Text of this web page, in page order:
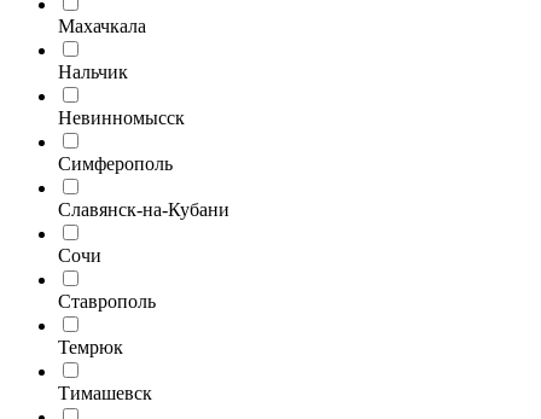
Махачкала
Нальчик
Невинномысск
Симферополь
Славянск-на-Кубани
Сочи
Ставрополь
Темрюк
Тимашевск